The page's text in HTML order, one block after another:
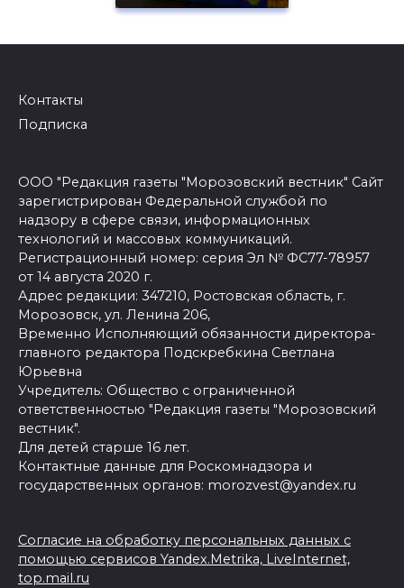
Контакты
Подписка
ООО "Редакция газеты "Морозовский вестник" Сайт
зарегистрирован Федеральной службой по
надзору в сфере связи, информационных
технологий и массовых коммуникаций.
Регистрационный номер: серия Эл № ФС77-78957
от 14 августа 2020 г.
Адрес редакции: 347210, Ростовская область, г.
Морозовск, ул. Ленина 206,
Временно Исполняющий обязанности директора-
главного редактора Подскребкина Светлана
Юрьевна
Учредитель: Общество с ограниченной
ответственностью "Редакция газеты "Морозовский
вестник".
Для детей старше 16 лет.
Контактные данные для Роскомнадзора и
государственных органов: morozvest@yandex.ru
Согласие на обработку персональных данных с
помощью сервисов Yandex.Metrika, LiveInternet,
top.mail.ru